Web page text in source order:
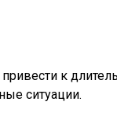
к
ситуации.